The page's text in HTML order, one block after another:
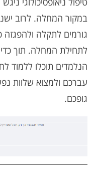
במקור המחלה. לרוב
גורמים לתקלה
לתחילת המחלה. תוך כדי
הנלמדים תוכלו ללמוד
עברכם ולמצוא שלוות
גופכם.